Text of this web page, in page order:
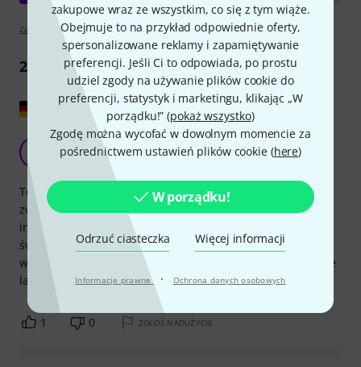
zakupowe wraz ze wszystkim, co się z tym wiąże.
Obejmuje to na przykład odpowiednie oferty,
spersonalizowane reklamy i zapamiętywanie
preferencji. Jeśli Ci to odpowiada, po prostu
udziel zgody na używanie plików cookie do
preferencji, statystyk i marketingu, klikając „W
porządku!” (pokaż wszystko)
Zgodę można wycofać w dowolnym momencie za
pośrednictwem ustawień plików cookie (here)
W porządku!
Odrzuć ciasteczka Więcej informacji
Informacje prawne · Ochrona danych osobowych
Zapoznaj się z wytyczymi
2Opinie
Pokaż oryginał
Nawet dla początkujących!
mike-david 14.11.2017
To także świetna okazja dla początkujących i w wersji EDU,
zwłaszcza studentów, aby zasmakować świata, na który
inaczej nie byłoby łatwo: C. Bechstein. Wtyczka brzmi
świetnie, może być używana nawet przez laików, a dzięki
wielu opcjom z pewnością zapewni niespodzianki na długie
lata. DZIĘKUJEMY twórcom!!
1 0 ZGŁOŚ NADUŻYCIE